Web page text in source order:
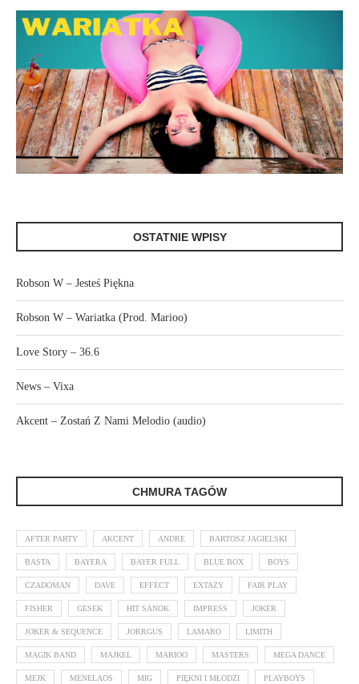
OSTATNIE WPISY
Robson W – Jesteś Piękna
Robson W – Wariatka (Prod. Marioo)
Love Story – 36.6
News – Vixa
Akcent – Zostań Z Nami Melodio (audio)
CHMURA TAGÓW
AFTER PARTY AKCENT ANDRE BARTOSZ JAGIELSKI
BASTA BAYERA BAYER FULL BLUE BOX BOYS
CZADOMAN DAVE EFFECT EXTAZY FAIR PLAY
FISHER GESEK HIT SANOK IMPRESS JOKER
JOKER & SEQUENCE JORRGUS LAMARO LIMITH
MAGIK BAND MAJKEL MARIOO MASTERS MEGA DANCE
MEJK MENELAOS MIG PIĘKNI I MŁODZI PLAYBOYS